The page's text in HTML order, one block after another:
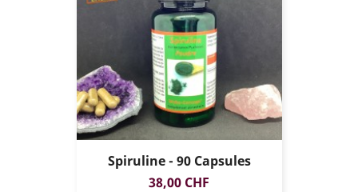
Spiruline - 90 Capsules
Prix
38,00 CHF